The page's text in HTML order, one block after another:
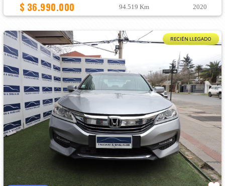
$ 36.990.000 94.519 Km 2020
RECIÉN LLEGADO